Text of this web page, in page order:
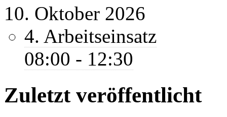
10. Oktober 2026
4. Arbeitseinsatz
08:00 - 12:30
Zuletzt veröffentlicht